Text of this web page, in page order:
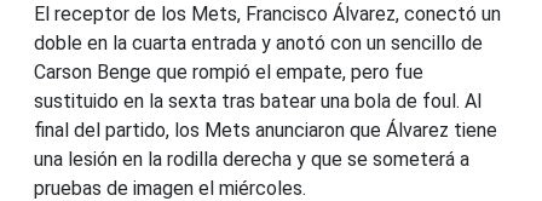
El receptor de los Mets, Francisco Álvarez, conectó un
doble en la cuarta entrada y anotó con un sencillo de
Carson Benge que rompió el empate, pero fue
sustituido en la sexta tras batear una bola de foul. Al
final del partido, los Mets anunciaron que Álvarez tiene
una lesión en la rodilla derecha y que se someterá a
pruebas de imagen el miércoles.